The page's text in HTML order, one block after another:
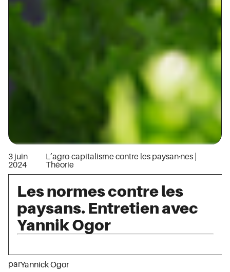
3 juin
2024
L’agro-capitalisme contre les paysan·nes|
Théorie
Les normes contre les
paysans. Entretien avec
Yannik Ogor
parYannick Ogor